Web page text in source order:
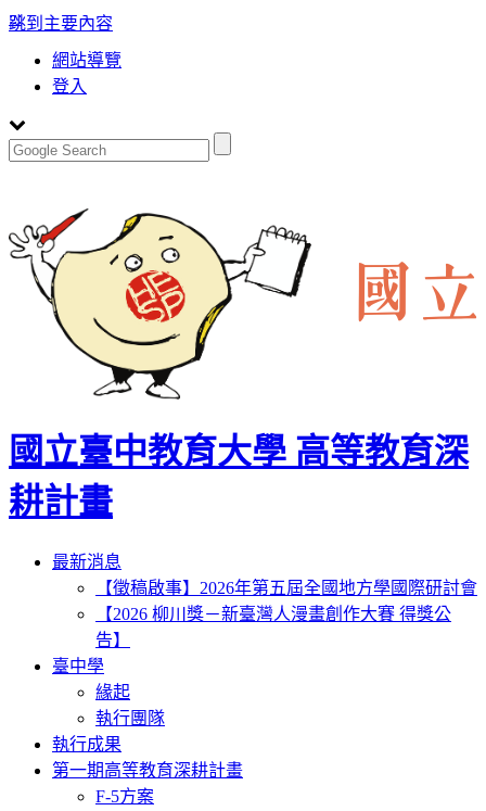
跳到主要內容
:::
網站導覽
登入
國立臺中教育大學 高等教育深
耕計畫
Toggle
navigation
最新消息
【徵稿啟事】2026年第五屆全國地方學國際研討會
【2026 柳川獎－新臺灣人漫畫創作大賽 得獎公
告】
臺中學
緣起
執行團隊
執行成果
第一期高等教育深耕計畫
F-5方案